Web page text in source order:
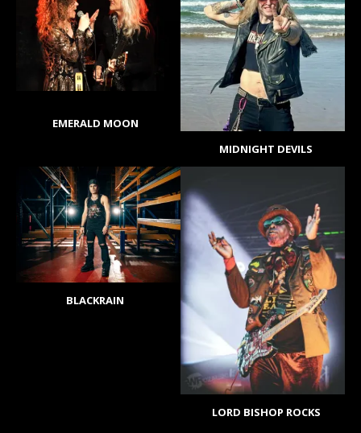
EMERALD MOON
MIDNIGHT DEVILS
BLACKRAIN
LORD BISHOP ROCKS